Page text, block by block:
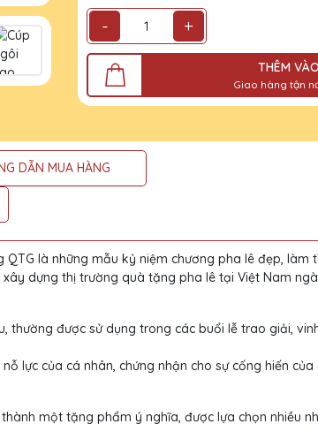
- +
THÊM
Giao hàng tận
DẪN MUA HÀNG
là những mẫu kỷ niệm chương pha lê đẹp, làm
dựng thị trường quà tặng pha lê tại Việt Nam
thường được sử dụng trong các buổi lễ trao giải,
lực của cá nhân, chứng nhận cho sự cống hiến của
một tặng phẩm ý nghĩa, được lựa chọn nhiều